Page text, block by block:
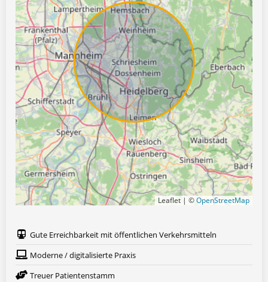
Leaflet | ©OpenStreetMap
Gute Erreichbarkeit mit öffentlichen Verkehrsmitteln
Moderne / digitalisierte Praxis
Treuer Patientenstamm